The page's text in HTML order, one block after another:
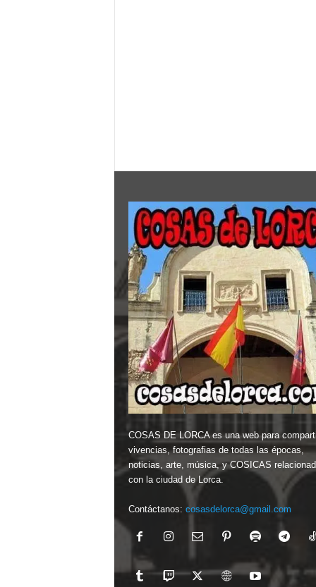
COSAS DE LORCA es una web para
vivencias, fotografias de todas las épocas,
noticias, arte, música, y COSICAS
con la ciudad de Lorca.
Contáctanos: cosasdelorca@gmail.com